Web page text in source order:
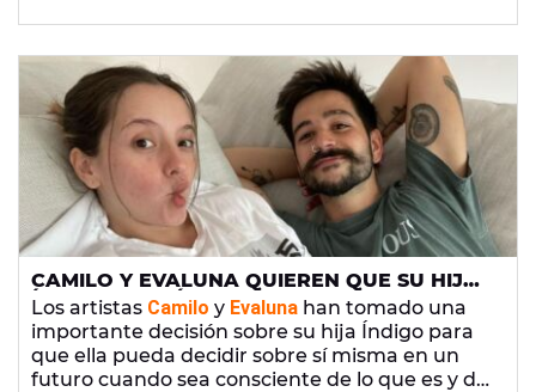
CAMILO Y EVALUNA QUIEREN QUE SU HIJA
ÍNDIGO SEA GÉNERO NO BINARIO POR ESTE
MOTIVO
Los artistas Camilo y Evaluna han tomado una
importante decisión sobre su hija Índigo para
que ella pueda decidir sobre sí misma en un
futuro cuando sea consciente de lo que es y del